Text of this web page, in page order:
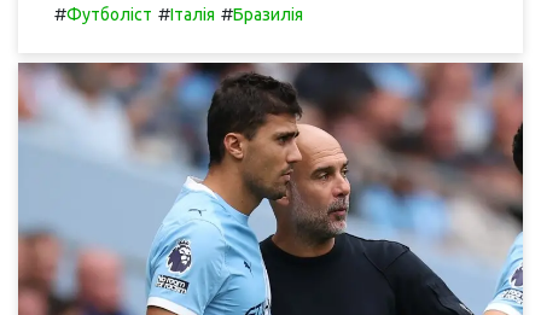
#Футболіст #Італія #Бразилія